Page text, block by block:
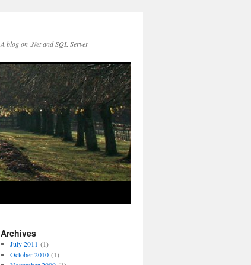
A blog on .Net and SQL Server
Archives
July 2011 (1)
October 2010(1)